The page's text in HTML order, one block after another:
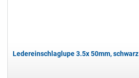
Ledereinschlaglupe 3.5x 50mm, schwarz